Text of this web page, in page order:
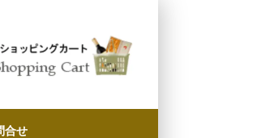
合せ